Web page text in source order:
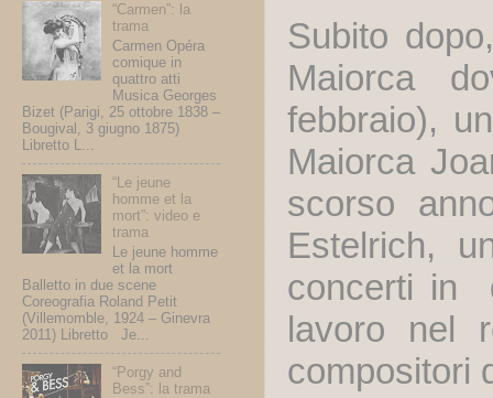
Subito
Maiorca
febbraio),
Maiorca
scorso
Estelrich,
concerti in
lavoro nel
compositori
“Carmen”: la
trama
Carmen Opéra
comique in
quattro atti
Musica Georges
Bizet (Parigi, 25 ottobre 1838 –
Bougival, 3 giugno 1875)
Libretto L...
“Le jeune
homme et la
mort”: video e
trama
Le jeune homme
et la mort
Balletto in due scene
Coreografia Roland Petit
(Villemomble, 1924 – Ginevra
2011) Libretto Je...
“Porgy and
Bess”: la trama